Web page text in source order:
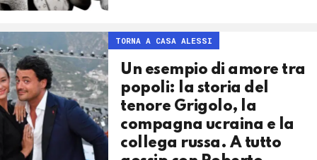
TORNA A CASA ALESSI
Un esempio di amore tra
popoli: la storia del
tenore Grigolo, la
compagna ucraina e la
collega russa. A tutto